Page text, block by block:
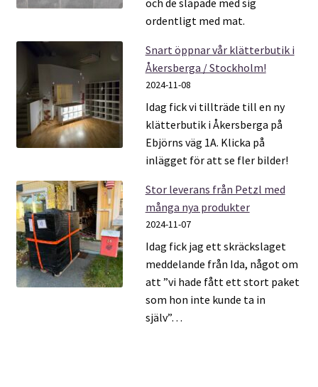
och de släpade med sig
ordentligt med mat.
Snart öppnar vår klätterbutik i
Åkersberga / Stockholm!
2024-11-08
Idag fick vi tillträde till en ny
klätterbutik i Åkersberga på
Ebjörns väg 1A. Klicka på
inlägget för att se fler bilder!
Stor leverans från Petzl med
många nya produkter
2024-11-07
Idag fick jag ett skräckslaget
meddelande från Ida, något om
att ”vi hade fått ett stort paket
som hon inte kunde ta in
själv”…